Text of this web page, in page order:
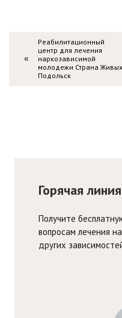
«
Реабилитационный
центр для лечения
наркозависимой
молодежи Страна Живых,
Подольск
Горячая
Получите
вопросам лечения
других